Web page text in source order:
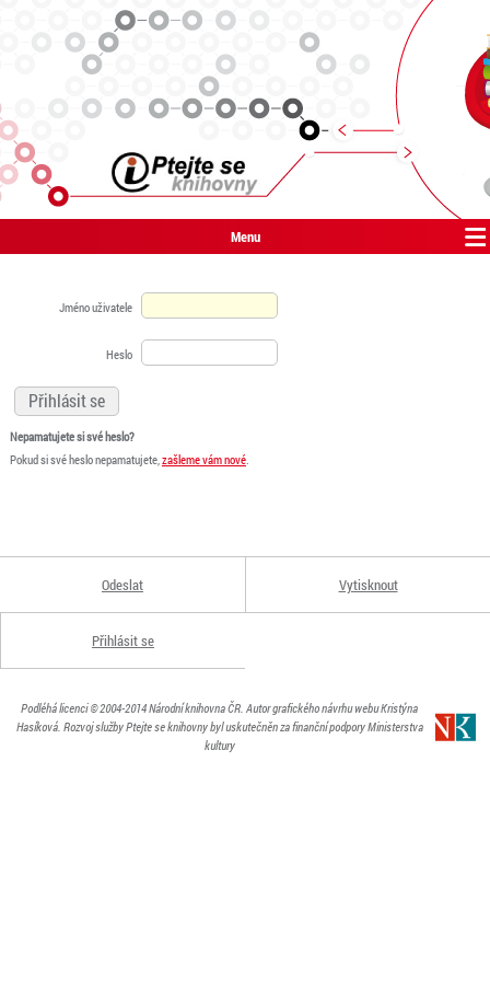
Menu
Jméno uživatele
Heslo
Nepamatujete si své heslo?
Pokud si své heslo nepamatujete,zašleme vám nové.
Odeslat Vytisknout
Přihlásit se
Podléhá licenci© 2004-2014Národní knihovna ČR. Autor grafického návrhu webu Kristýna
Hasíková. Rozvoj služby Ptejte se knihovny byl uskutečněn za finanční podpory Ministerstva
kultury